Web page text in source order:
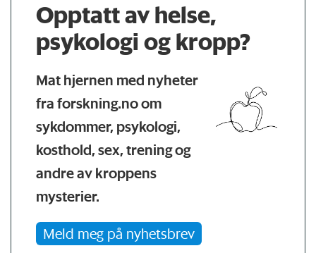
Opptatt av helse,
psykologi og kropp?
Mat hjernen med nyheter
fra forskning.no om
sykdommer, psykologi,
kosthold, sex, trening og
andre av kroppens
mysterier.
Meld meg på nyhetsbrev